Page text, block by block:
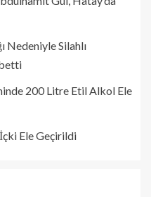
Nedeniyle Silahlı
200 Litre Etil Alkol Ele
Ele Geçirildi